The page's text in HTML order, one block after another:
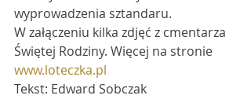
wyprowadzenia sztandaru.
W załączeniu kilka zdjęć z cmentarza
Świętej Rodziny. Więcej na stronie
www.loteczka.pl
Tekst: Edward Sobczak